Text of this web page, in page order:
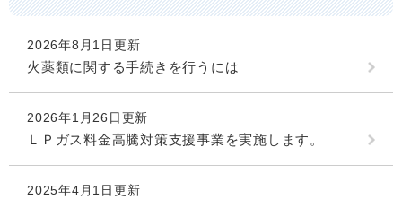
2026年8月1日更新
火薬類に関する手続きを行うには
2026年1月26日更新
ＬＰガス料金高騰対策支援事業を実施します。
2025年4月1日更新